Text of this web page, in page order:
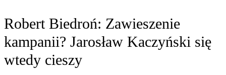
Robert Biedroń: Zawieszenie
kampanii? Jarosław Kaczyński się
wtedy cieszy